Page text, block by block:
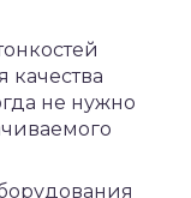
не нужно